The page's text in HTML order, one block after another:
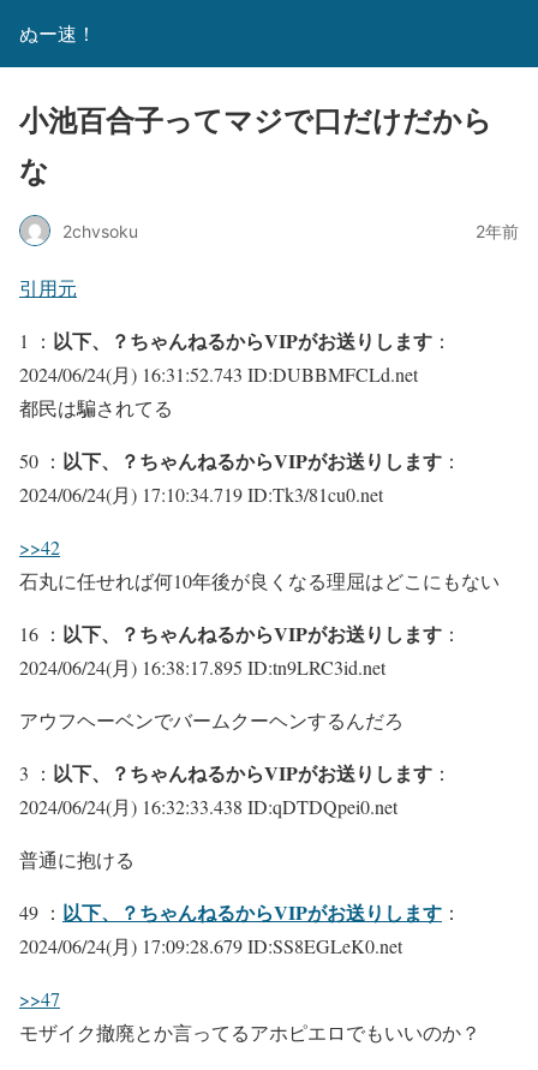
ぬー速！
小池百合子ってマジで口だけだから
な
2chvsoku 2年前
引用元
1 ： 以下、？ちゃんねるからVIPがお送りします ：
2024/06/24(月) 16:31:52.743 ID:DUBBMFCLd.net
都民は騙されてる
50 ： 以下、？ちゃんねるからVIPがお送りします ：
2024/06/24(月) 17:10:34.719 ID:Tk3/81cu0.net
>>42
石丸に任せれば何10年後が良くなる理屈はどこにもない
16 ： 以下、？ちゃんねるからVIPがお送りします ：
2024/06/24(月) 16:38:17.895 ID:tn9LRC3id.net
アウフヘーベンでバームクーヘンするんだろ
3 ： 以下、？ちゃんねるからVIPがお送りします ：
2024/06/24(月) 16:32:33.438 ID:qDTDQpei0.net
普通に抱ける
49 ： 以下、？ちゃんねるからVIPがお送りします ：
2024/06/24(月) 17:09:28.679 ID:SS8EGLeK0.net
>>47
モザイク撤廃とか言ってるアホピエロでもいいのか？